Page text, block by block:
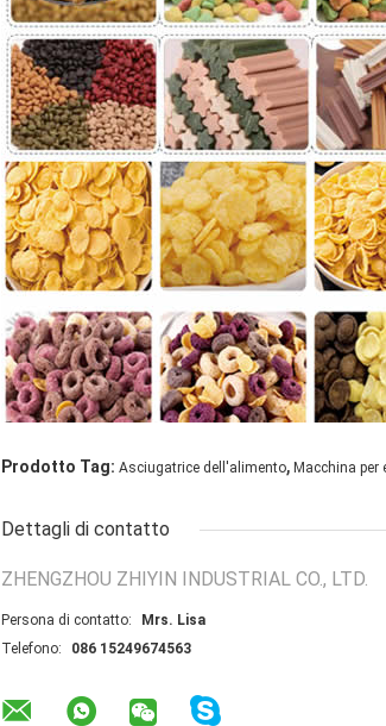
Prodotto Tag: Asciugatrice dell'alimento, Macchina
Dettagli di contatto
ZHENGZHOU ZHIYIN INDUSTRIAL CO., LTD.
Persona di contatto:
Mrs. Lisa
Telefono:
086 15249674563